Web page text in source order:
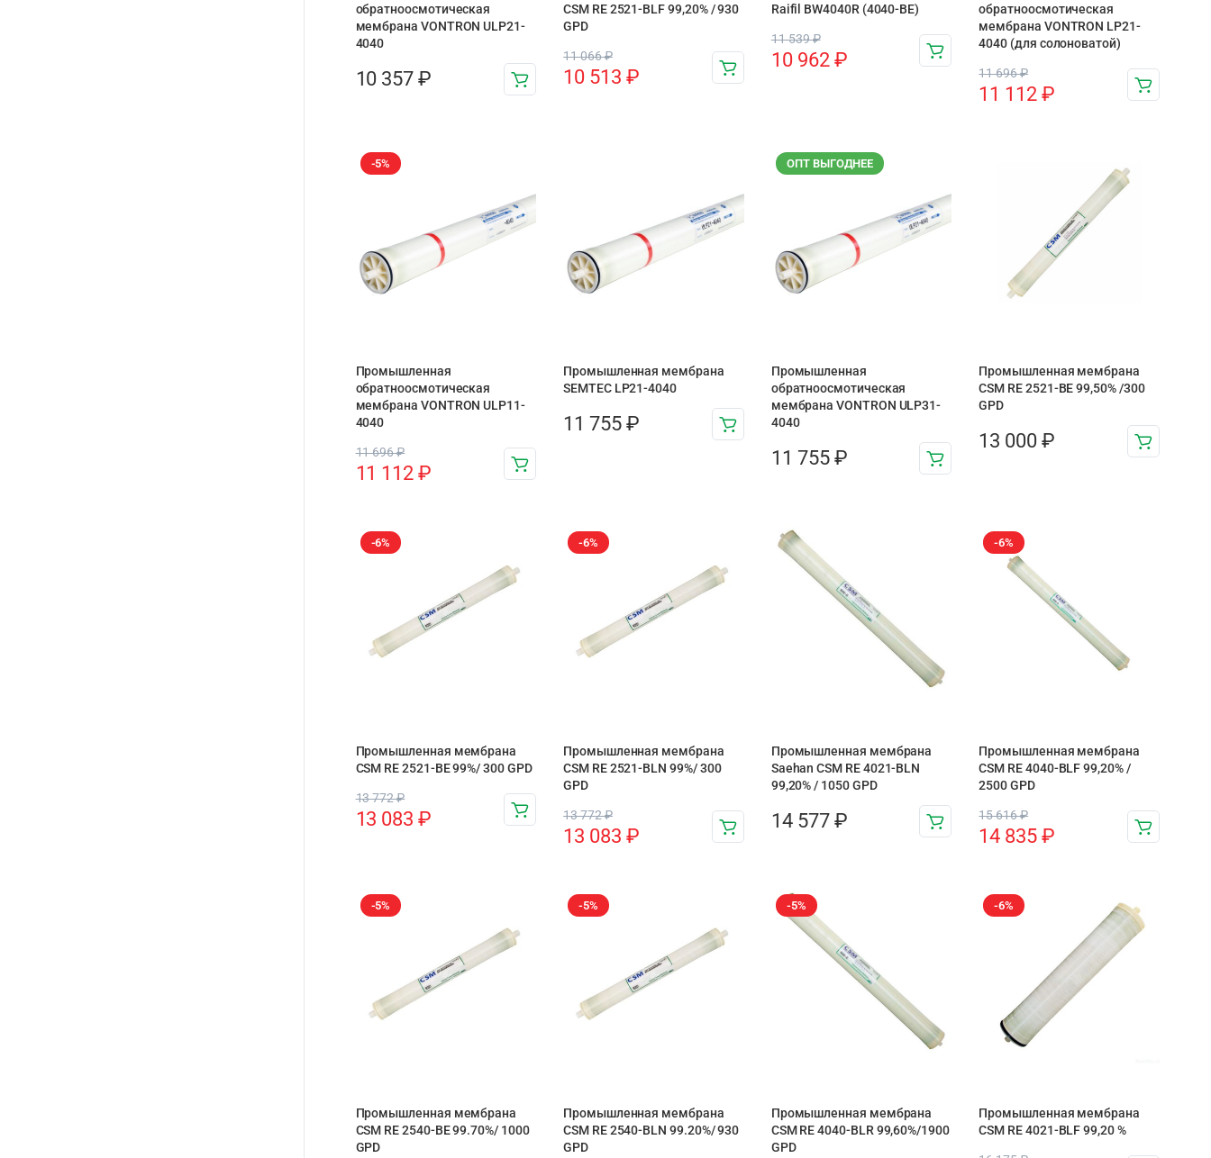
обратноосмотическая
мембрана VONTRON ULP21-
4040
10 357₽
CSM RE 2521-BLF 99,20% / 930
GPD
11 066₽
10 513 ₽
Raifil BW4040R (4040-BE)
11 539₽
10 962 ₽
обратноосмотическая
мембрана VONTRON LP21-
4040 (для солоноватой)
11 696₽
11 112₽
-5%
Промышленная
обратноосмотическая
мембрана VONTRON ULP11-
4040
11 696₽
11 112₽
Промышленная мембрана
SEMTEC LP21-4040
11 755 ₽
ОПТ ВЫГОДНЕЕ
Промышленная
обратноосмотическая
мембрана VONTRON ULP31-
4040
11 755 ₽
Промышленная мембрана
CSM RE 2521-BE 99,50% /300
GPD
13 000₽
-6%
Промышленная мембрана
CSM RE 2521-BE 99%/ 300 GPD
13 772₽
13 083₽
-6%
Промышленная мембрана
CSM RE 2521-BLN 99%/ 300
GPD
13 772₽
13 083 ₽
Промышленная мембрана
Saehan CSM RE 4021-BLN
99,20% / 1050 GPD
14 577 ₽
-6%
Промышленная мембрана
CSM RE 4040-BLF 99,20% /
2500 GPD
15 616₽
14 835₽
-5%
Промышленная мембрана
CSM RE 2540-BE 99.70%/ 1000
GPD
-5%
Промышленная мембрана
CSM RE 2540-BLN 99.20%/ 930
GPD
-5%
Промышленная мембрана
CSM RE 4040-BLR 99,60%/1900
GPD
-6%
Промышленная мембрана
CSM RE 4021-BLF 99,20 %